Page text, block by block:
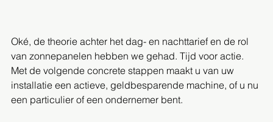
Oké, de theorie achter het dag- en nachttarief en de rol
van zonnepanelen hebben we gehad. Tijd voor actie.
Met de volgende concrete stappen maakt u van uw
installatie een actieve, geldbesparende machine, of u nu
een particulier of een ondernemer bent.